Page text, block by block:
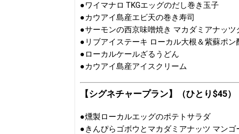
●ワイマナロ TKGエッグのだし巻き玉子
●カウアイ島産エビ天の巻き寿司
●サーモンの西京味噌焼き マカダミアナッツ
●リブアイステーキ ローカル大根＆紫蘇ポン
●ローカルケールざるうどん
●カウアイ島産アイスクリーム
【シグネチャープラン】（ひとり$45）
●燻製ローカルエッグのポテトサラダ
●きんぴらゴボウとマカダミアナッツ マンゴ